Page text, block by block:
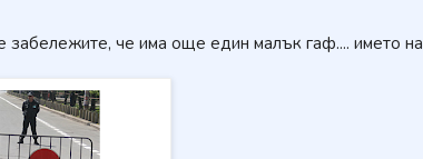
че има още един малък гаф.... името на